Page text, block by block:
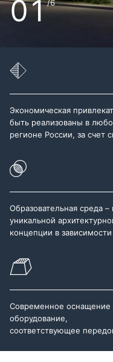
01/6
Экономическая
быть реализованы в
регионе России, за счет
Образовательная среда
уникальной
концепции в
Современное
оборудование,
соответствующее